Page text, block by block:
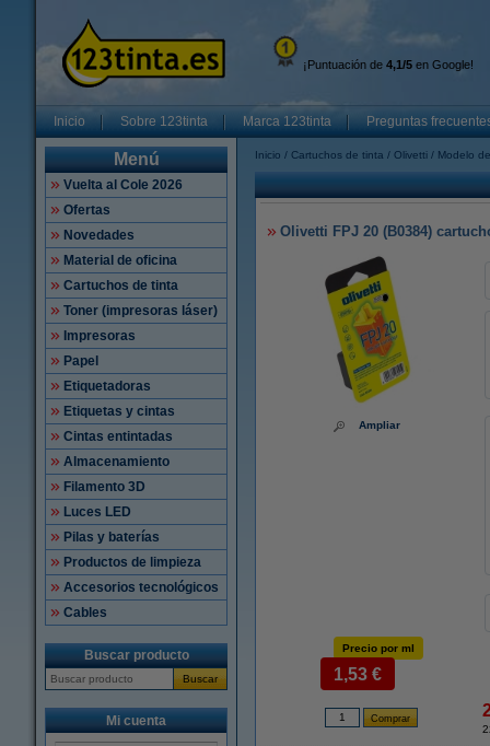
¡Puntuación de 4,1/5 en Google!
Inicio Sobre 123tinta Marca 123tinta Preguntas
Menú
Vuelta al Cole 2026
Ofertas
Novedades
Material de oficina
Cartuchos de tinta
Toner (impresoras láser)
Impresoras
Papel
Etiquetadoras
Etiquetas y cintas
Cintas entintadas
Almacenamiento
Filamento 3D
Luces LED
Pilas y baterías
Productos de limpieza
Accesorios tecnológicos
Cables
Buscar producto
Buscar
Mi cuenta
Inicio Cartuchos de tinta Olivetti Modelo
Olivetti FPJ 20 (B0384)
Ampliar
Precio por ml
1,53 €